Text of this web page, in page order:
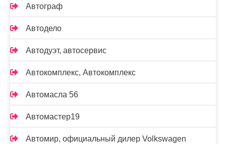
Автограф
Автодело
Автодуэт, автосервис
Автокомплекс, Автокомплекс
Автомасла 56
Автомастер19
Автомир, официальный дилер Volkswagen